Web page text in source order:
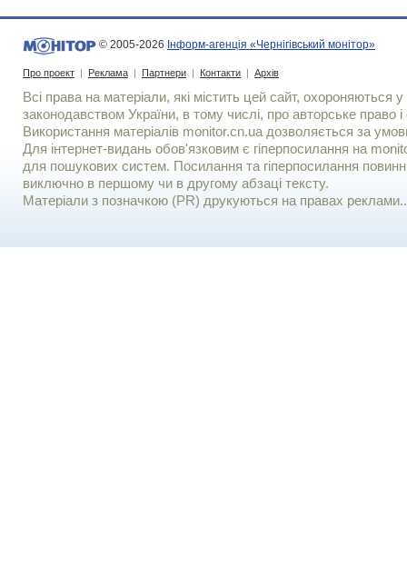
© 2005-2026 Інформ-агенція «Чернігівський монітор»
Про проект | Реклама | Партнери | Контакти | Архів
Всі права на матеріали, які містить цей сайт, охороняються у
законодавством України, в тому числі, про авторське право і
Використання матерiалiв monitor.cn.ua дозволяється за
Для iнтернет-видань обов'язковим є гiперпосилання на
для пошукових систем. Посилання та гіперпосилання
виключно в першому чи в другому абзаці тексту.
Матеріали з позначкою (PR) друкуються на правах реклами..